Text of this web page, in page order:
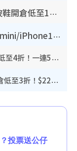
開倉優惠 | 尖沙咀海港城名牌波鞋開倉低至1折！On鞋$899起／Joy&Peace鞋履$98起
豐澤優惠勁減低至44折！Mac mini/iPhone17Pro大減價！廚房家電$220起
開倉優惠｜尖沙咀名牌行李箱開倉低至4折！一連5日 American Tourister/ace./Hallmark $200起！
廚具開倉｜特福Tefal廚具/家電開倉低至3折！$220起買平底鍋/炒鑊/湯煲！電飯煲/吸塵機/燙斗$418起